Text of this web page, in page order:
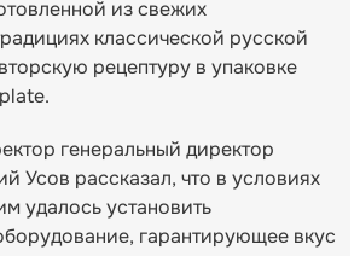
из свежих
классической русской
рецептуру в упаковке
генеральный директор
Усов рассказал, что в условиях
удалось установить
гарантирующее вкус